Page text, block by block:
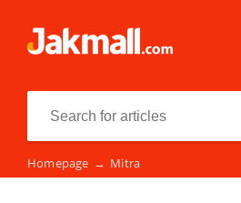
Homepage → Mitra